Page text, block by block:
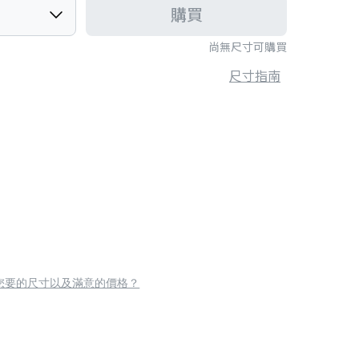
尚無尺寸可購買
購買
尺寸指南
要的尺寸以及滿意的價格？